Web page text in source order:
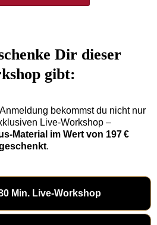
Dir dieser
gibt:
bekommst du nicht nur
Live-Workshop –
Material im Wert von 197 €
.
Min. Live-Workshop